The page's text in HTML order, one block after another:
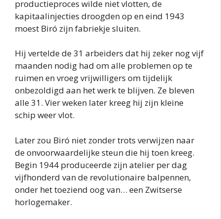
productieproces wilde niet vlotten, de
kapitaalinjecties droogden op en eind 1943
moest Biró zijn fabriekje sluiten.
Hij vertelde de 31 arbeiders dat hij zeker nog vijf
maanden nodig had om alle problemen op te
ruimen en vroeg vrijwilligers om tijdelijk
onbezoldigd aan het werk te blijven. Ze bleven
alle 31. Vier weken later kreeg hij zijn kleine
schip weer vlot.
Later zou Biró niet zonder trots verwijzen naar
de onvoorwaardelijke steun die hij toen kreeg.
Begin 1944 produceerde zijn atelier per dag
vijfhonderd van de revolutionaire balpennen,
onder het toeziend oog van… een Zwitserse
horlogemaker.